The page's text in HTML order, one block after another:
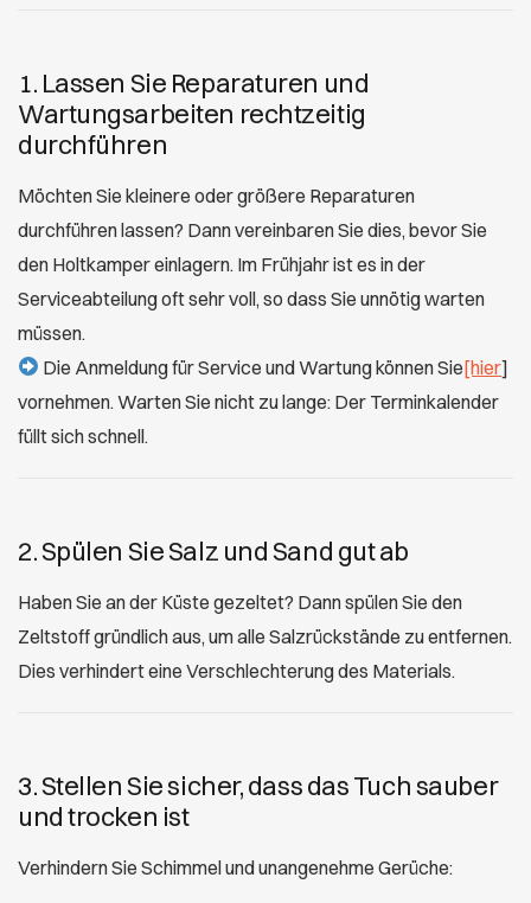
1. Lassen Sie Reparaturen und
Wartungsarbeiten rechtzeitig
durchführen
Möchten Sie kleinere oder größere Reparaturen
durchführen lassen? Dann vereinbaren Sie dies, bevor Sie
den Holtkamper einlagern. Im Frühjahr ist es in der
Serviceabteilung oft sehr voll, so dass Sie unnötig warten
müssen.
Die Anmeldung für Service und Wartung können Sie[hier]
vornehmen. Warten Sie nicht zu lange: Der Terminkalender
füllt sich schnell.
2. Spülen Sie Salz und Sand gut ab
Haben Sie an der Küste gezeltet? Dann spülen Sie den
Zeltstoff gründlich aus, um alle Salzrückstände zu entfernen.
Dies verhindert eine Verschlechterung des Materials.
3. Stellen Sie sicher, dass das Tuch sauber
und trocken ist
Verhindern Sie Schimmel und unangenehme Gerüche: